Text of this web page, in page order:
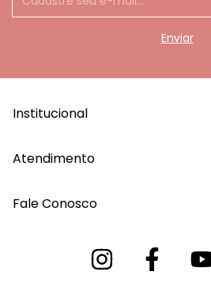
Institucional
Atendimento
Fale Conosco